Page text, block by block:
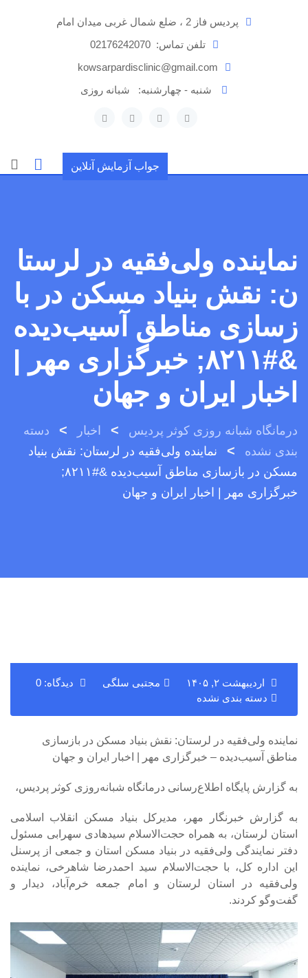
پردیس فاز 2 ، ضلع شمال غربی میدان امام
تلفن تماس:02176242070
kowsarpardisclinic@gmail.com
شنبه - چهارشنبه:
شبانه روزی
جواب آزمایش آنلاین
نماینده ولی‌فقیه در لرستا
ن: نقش بنیاد مسکن در با
زسازی مناطق آسیب‌دیده
&#۸۲۱۱; خبرگزاری مهر |
اخبار ایران و جهان
درمانگاه شبانه روزی کوثر پردیس > اخبار >
دسته
بندی نشده
>
نماینده ولی‌فقیه در لرستان: نقش بنیاد
مسکن در بازسازی مناطق آسیب‌دیده &#۸۲۱۱;
خبرگزاری مهر | اخبار ایران و جهان
اردیبهشت ۲, ۱۴۰۵ مجتبی سلگی
دیدگاه: 0
دسته بندی نشده
نماینده ولی‌فقیه در لرستان: نقش بنیاد مسکن در بازسازی
مناطق آسیب‌دیده – خبرگزاری مهر | اخبار ایران و جهان
به گزارش پایگاه اطلاع‌رسانی درمانگاه شبانه‌روزی کوثر پردیس،
به گزارش خبرنگار مهر، مدیرکل بنیاد مسکن انقلاب اسلامی
استان لرستان، به همراه حجت‌الاسلام سیدهادی سهرابی مسئول
دفتر نمایندگی ولی‌فقیه در بنیاد مسکن استان و جمعی از پرسنل
این اداره کل، با حجت‌الاسلام سید احمدرضا شاهرخی، نماینده
ولی‌فقیه در استان لرستان و امام جمعه خرم‌آباد، دیدار و
گفت‌وگو کردند.